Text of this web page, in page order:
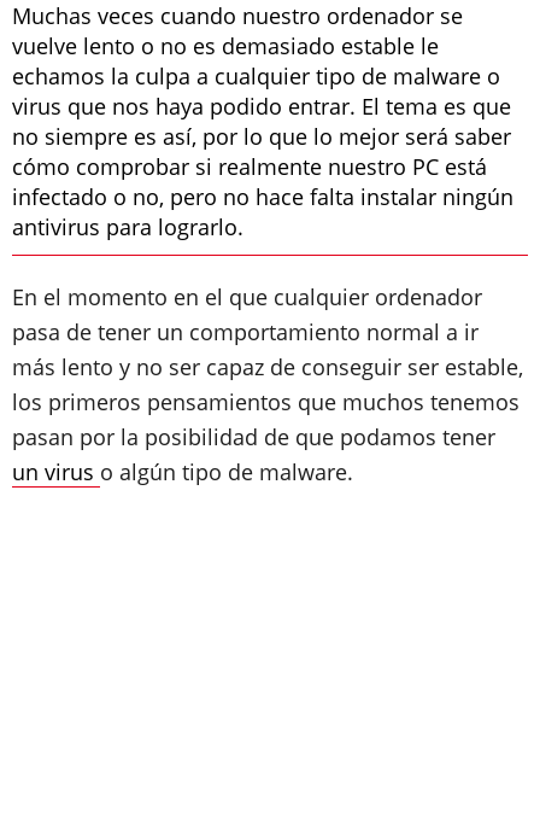
Muchas veces cuando nuestro ordenador se
vuelve lento o no es demasiado estable le
echamos la culpa a cualquier tipo de malware o
virus que nos haya podido entrar. El tema es que
no siempre es así, por lo que lo mejor será saber
cómo comprobar si realmente nuestro PC está
infectado o no, pero no hace falta instalar ningún
antivirus para lograrlo.
En el momento en el que cualquier ordenador
pasa de tener un comportamiento normal a ir
más lento y no ser capaz de conseguir ser estable,
los primeros pensamientos que muchos tenemos
pasan por la posibilidad de que podamos tener
un virus o algún tipo de malware.